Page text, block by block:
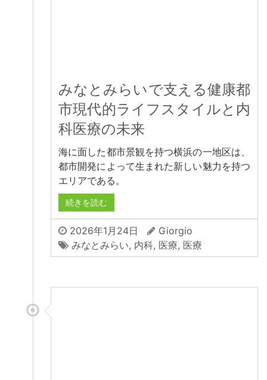
みなとみらいで支える健康都
市現代的ライフスタイルと内
科医療の未来
海に面した都市景観を持つ横浜の一地区は、
都市開発によって生まれた新しい魅力を持つ
エリアである。
続きを読む
2026年1月24日
Giorgio
みなとみらい, 内科, 医療, 医療